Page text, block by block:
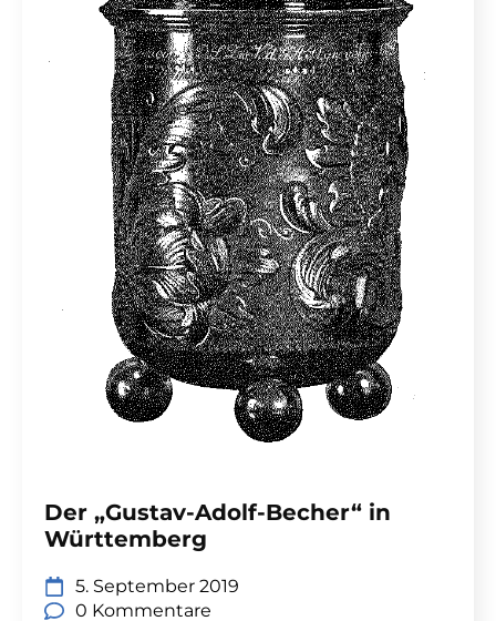
Der „Gustav-Adolf-Becher“ in
Württemberg
5. September 2019
0 Kommentare